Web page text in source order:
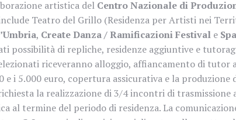
artistica del Centro Nazionale di
Teatro del Grillo (Residenza per Artisti nei
, Create Danza / Ramificazioni Festival e
possibilità di repliche, residenze aggiuntive e
riceveranno alloggio, affiancamento di tutor
i 5.000 euro, copertura assicurativa e la produzione
la realizzazione di 3/4 incontri di
al termine del periodo di residenza. La